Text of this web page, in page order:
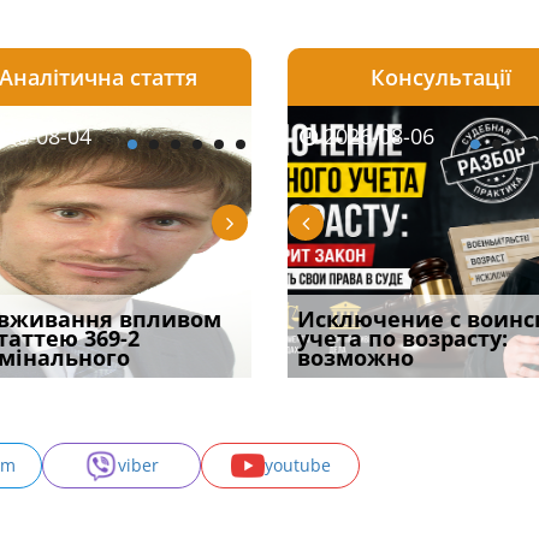
06
встановив для
шкоди
2026-08-06
Документи, на яких не
проставляється
апостиль: пер
Аналітична стаття
08-04
впливом
369-2
2026-08-04
Переоформлення
відстрочки за іншою
підставою: нов
Консультації
2026-08-05
захисту у
я
2026-08-06
Исключение с
учета по возрасту:
возможно
2026-07-30
Восьмий ААС
підтвердив, що
може скас
viber youtube